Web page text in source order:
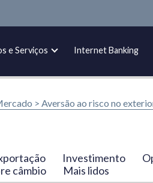
e Serviços Internet Banking
> Aversão ao risco no
Investimento
câmbio Mais lidos